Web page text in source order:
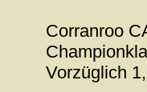
Corranroo
Vorzüglich